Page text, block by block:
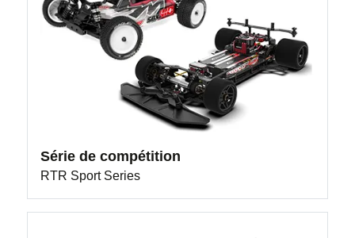
Série de compétition
RTR Sport Series